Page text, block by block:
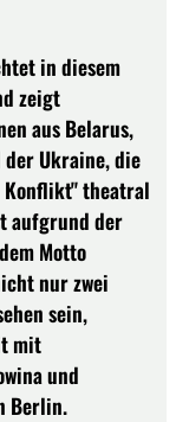
in diesem
zeigt
aus Belarus,
der Ukraine, die
Konflikt" theatral
aufgrund der
Motto
nur zwei
sein,
mit
und
Berlin.